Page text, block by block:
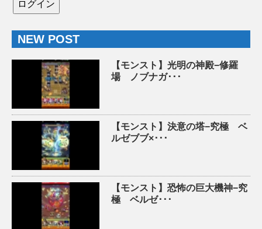
NEW POST
【モンスト】光明の神殿−修羅
場 ノブナガ･･･
【モンスト】決意の塔−究極 ベ
ルゼブブ×･･･
【モンスト】恐怖の巨大機神−究
極 ベルゼ･･･